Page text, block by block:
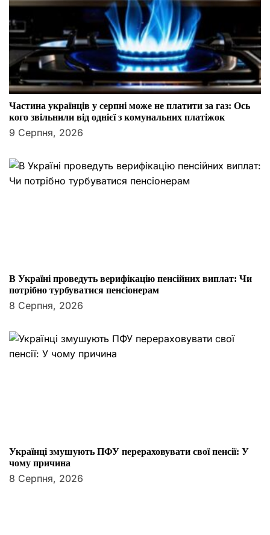
Частина українців у серпні може не платити за газ: Ось
кого звільнили від однієї з комунальних платіжок
9 Серпня, 2026
В Україні проведуть верифікацію пенсійних виплат: Чи
потрібно турбуватися пенсіонерам
8 Серпня, 2026
Українці змушують ПФУ перераховувати свої пенсії: У
чому причина
8 Серпня, 2026